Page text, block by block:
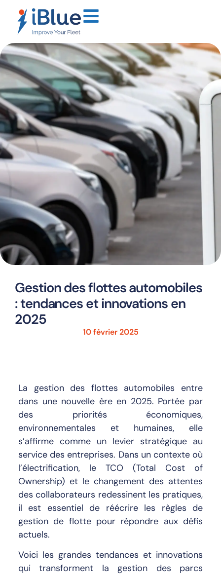
Gestion des flottes automobiles
: tendances et innovations en
2025
10 février 2025
La gestion des flottes automobiles entre
dans une nouvelle ère en 2025. Portée par
des priorités économiques,
environnementales et humaines, elle
s’affirme comme un levier stratégique au
service des entreprises. Dans un contexte où
l’électrification, le TCO (Total Cost of
Ownership) et le changement des attentes
des collaborateurs redessinent les pratiques,
il est essentiel de réécrire les règles de
gestion de flotte pour répondre aux défis
actuels.
Voici les grandes tendances et innovations
qui transforment la gestion des parcs